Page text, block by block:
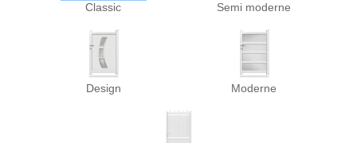
Classic Semi moderne
Design Moderne